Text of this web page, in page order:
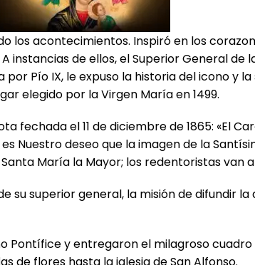
los acontecimientos. Inspiró en los
de ellos, el Superior General de
Pío IX, le expuso la historia del icono y
elegido por la Virgen María en 1499.
fechada el 11 de diciembre de 1865: «El
Nuestro deseo que la imagen de la
María la Mayor; los redentoristas van
su superior general, la misión de difundir
Pontífice y entregaron el milagroso cuadro
de flores hasta la iglesia de San Alfonso.